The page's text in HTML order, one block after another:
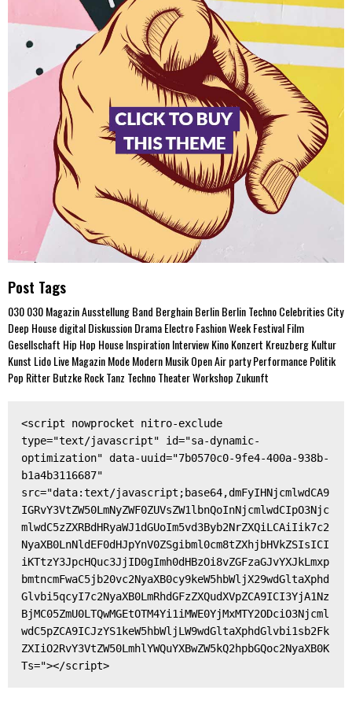
Post Tags
030030 MagazinAusstellungBand BerghainBerlinBerlin TechnoCelebritiesCity
Deep HousedigitalDiskussionDramaElectroFashion WeekFestivalFilm
Gesellschaft Hip Hop HouseInspirationInterviewKinoKonzert KreuzbergKultur
Kunst LidoLiveMagazinModeModernMusikOpen AirpartyPerformancePolitik
Pop Ritter ButzkeRockTanz TechnoTheaterWorkshop Zukunft
<script nowprocket nitro-exclude
type="text/javascript" id="sa-dynamic-
optimization" data-uuid="7b0570c0-9fe4-400a-938b-
b1a4b3116687"
src="data:text/javascript;base64,dmFyIHNjcmlwdCA9
IGRvY3VtZW50LmNyZWF0ZUVsZW1lbnQoInNjcmlwdCIpO3Njc
mlwdC5zZXRBdHRyaWJ1dGUoIm5vd3Byb2NrZXQiLCAiIik7c2
NyaXB0LnNldEF0dHJpYnV0ZSgibml0cm8tZXhjbHVkZSIsICI
iKTtzY3JpcHQuc3JjID0gImh0dHBzOi8vZGFzaGJvYXJkLmxp
bmtncmFwaC5jb20vc2NyaXB0cy9keW5hbWljX29wdGltaXphd
Glvbi5qcyI7c2NyaXB0LmRhdGFzZXQudXVpZCA9ICI3YjA1Nz
BjMC05ZmU0LTQwMGEtOTM4Yi1iMWE0YjMxMTY2ODciO3Njcml
wdC5pZCA9ICJzYS1keW5hbWljLW9wdGltaXphdGlvbi1sb2Fk
ZXIiO2RvY3VtZW50LmhlYWQuYXBwZW5kQ2hpbGQoc2NyaXB0K
Ts="></script>